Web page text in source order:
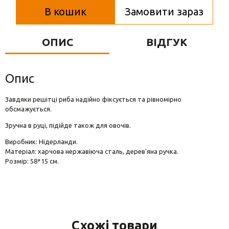
Вази для квітів
Фігурки та статуетки
В кошик Замовити зараз
ОПИС ВІДГУК
Опис
Завдяки решітці риба надійно фіксується та рівномірно
обсмажується.
Зручна в руці, підійде також для овочів.
Виробник: Нідерланди.
Матеріал: харчова нержавіюча сталь, дерев'яна ручка.
Розмір: 58*15 см.
Схожі товари